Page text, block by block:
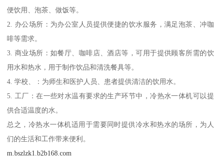
便饮用、泡茶、做饭等。
2. 办公场所：为办公室人员提供便捷的饮水服务，满足泡茶、冲咖
啡等需求。
3. 商业场所：如餐厅、咖啡店、酒店等，可用于提供顾客所需的饮
用水和热水，用于制作饮品和清洗餐具等。
4. 学校、：为师生和医护人员、患者提供清洁的饮用水。
5. 工厂：在一些对水温有要求的生产环节中，冷热水一体机可以提
供合适温度的水。
总之，冷热水一体机适用于需要同时提供冷水和热水的场所，为人
们的生活和工作带来便利。
m.bszlzk1.b2b168.com